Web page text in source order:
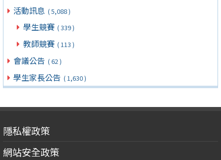
活動訊息 ( 5,088 )
學生競賽 ( 339 )
教師競賽 ( 113 )
會議公告 ( 62 )
學生家長公告 ( 1,630 )
隱私權政策
網站安全政策